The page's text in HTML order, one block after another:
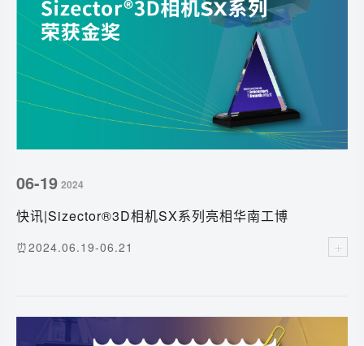
06-19 2024
快讯|Sizector®3D相机SX系列亮相华南工博
会，荣获2024年Innovators Awards金奖
⏰2024.06.19-06.21